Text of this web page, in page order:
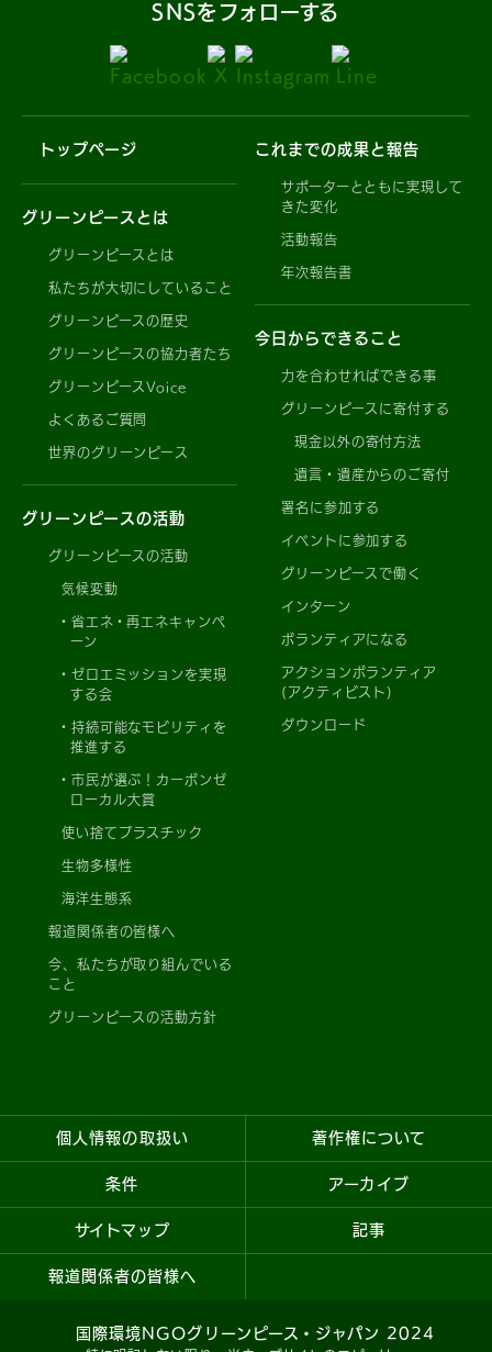
SNSをフォローする
トップページ
グリーンピースとは
グリーンピースとは
私たちが大切にしていること
グリーンピースの歴史
グリーンピースの協力者たち
グリーンピースVoice
よくあるご質問
世界のグリーンピース
グリーンピースの活動
グリーンピースの活動
気候変動
省エネ・再エネキャンペ
ーン
ゼロエミッションを実現
する会
持続可能なモビリティを
推進する
市民が選ぶ！カーボンゼ
ローカル大賞
使い捨てプラスチック
生物多様性
海洋生態系
報道関係者の皆様へ
今、私たちが取り組んでいる
こと
グリーンピースの活動方針
これまでの成果と報告
サポーターとともに実現して
きた変化
活動報告
年次報告書
今日からできること
力を合わせればできる事
グリーンピースに寄付する
現金以外の寄付方法
遺言・遺産からのご寄付
署名に参加する
イベントに参加する
グリーンピースで働く
インターン
ボランティアになる
アクションボランティア
(アクティビスト)
ダウンロード
個人情報の取扱い 著作権について
条件 アーカイブ
サイトマップ 記事
報道関係者の皆様へ
国際環境NGOグリーンピース・ジャパン 2024